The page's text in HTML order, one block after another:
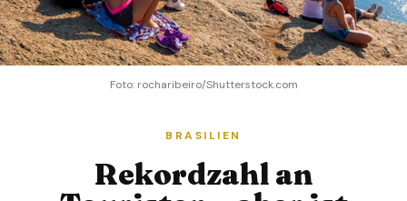
Foto: rocharibeiro/Shutterstock.com
BRASILIEN
Rekordzahl an